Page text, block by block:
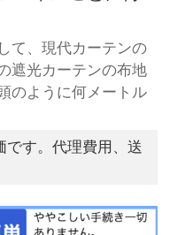
て、現代カーテンの
遮光カーテンの布地
のように何メートル
です。代理費用、送